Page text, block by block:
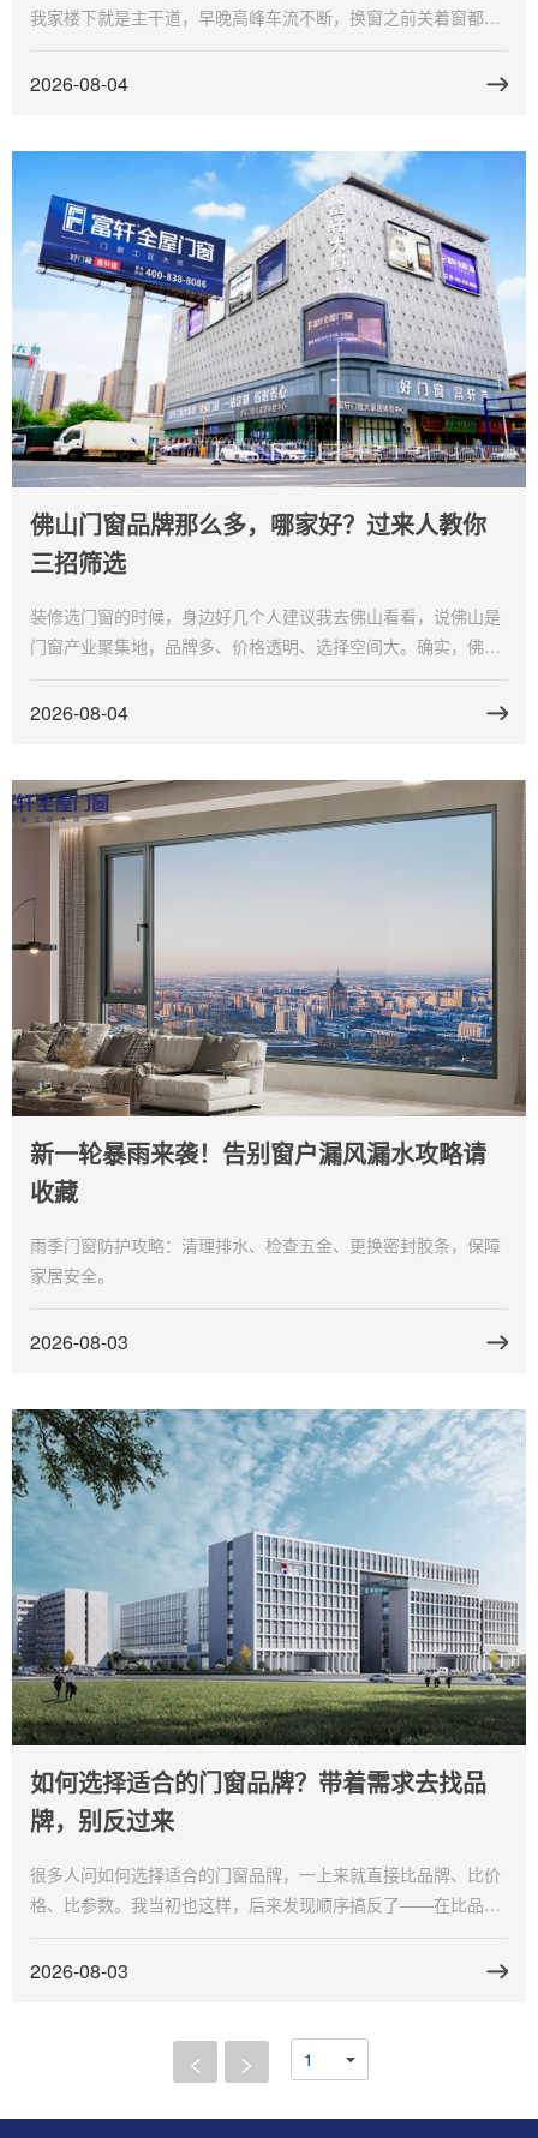
我家楼下就是主干道，早晚高峰车流不断，换窗之前关着窗都能
这个问题我研究了很久。富轩门窗是我装完以后隔音效果明显改
2026-08-04
佛山门窗品牌那么多，哪家好？过来人教你
三招筛选
装修选门窗的时候，身边好几个人建议我去佛山看看，说佛山是
门窗产业聚集地，品牌多、价格透明、选择空间大。确实，佛山
山门窗品牌哪家好，我实地跑了几趟之后总结了一套筛选方法。
2026-08-04
新一轮暴雨来袭！告别窗户漏风漏水攻略请
收藏
雨季门窗防护攻略：清理排水、检查五金、更换密封胶条，保障
家居安全。
2026-08-03
如何选择适合的门窗品牌？带着需求去找品
牌，别反过来
很多人问如何选择适合的门窗品牌，一上来就直接比品牌、比价
格、比参数。我当初也这样，后来发现顺序搞反了——在比品牌
合你家。富轩门窗是我理清需求之后选的，分享一下我的思路。
2026-08-03
< >